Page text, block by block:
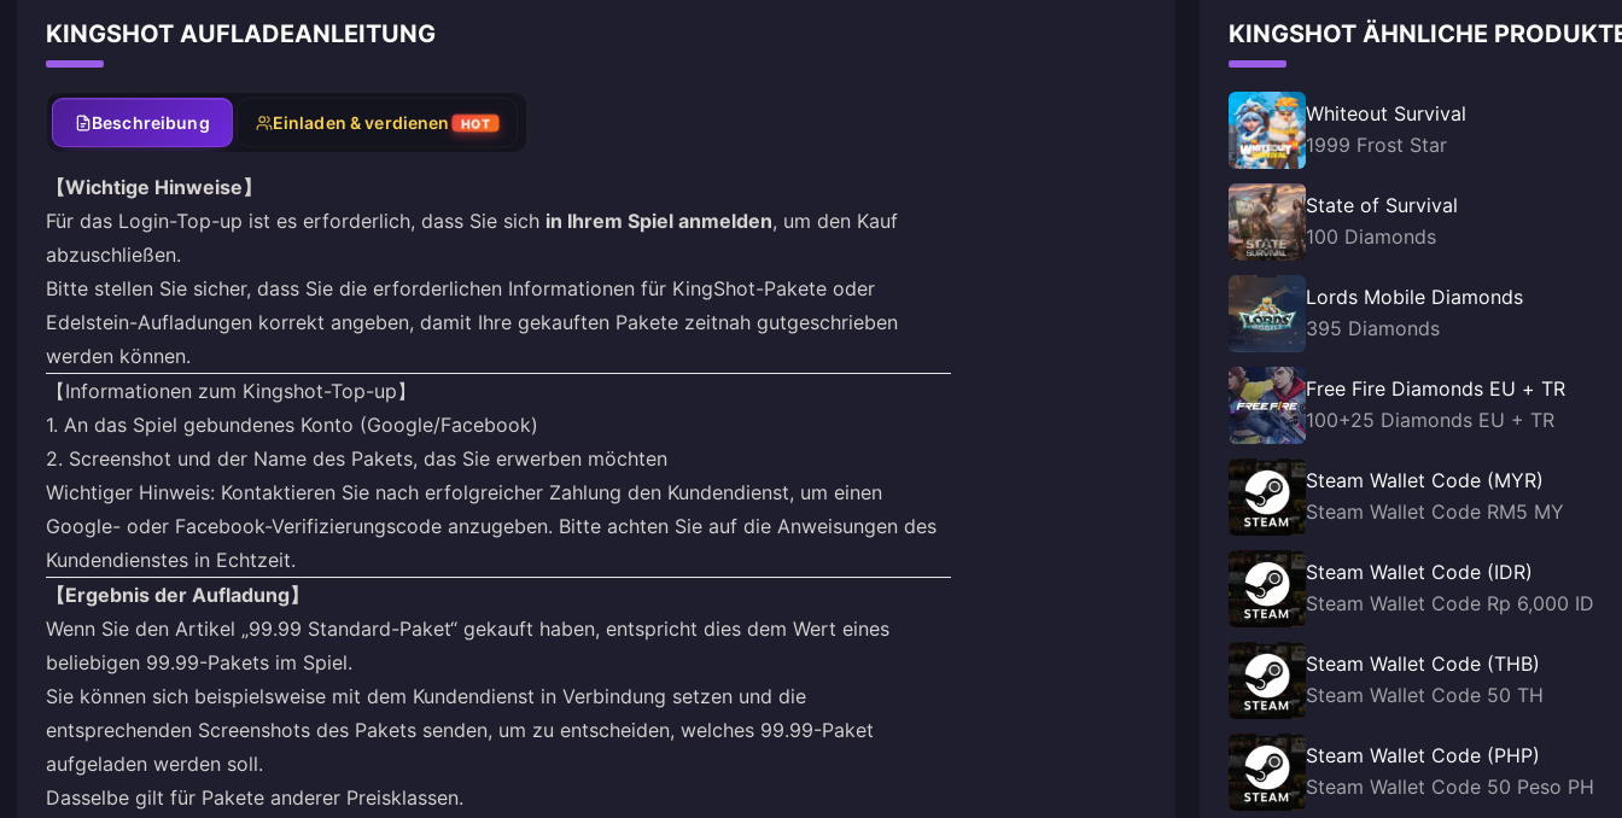
KINGSHOT AUFLADEANLEITUNG
Beschreibung Einladen & verdienen HOT
【Wichtige Hinweise】
Für das Login-Top-up ist es erforderlich, dass Sie sich in Ihrem Spiel anmelden, um den Kauf
abzuschließen.
Bitte stellen Sie sicher, dass Sie die erforderlichen Informationen für KingShot-Pakete oder
Edelstein-Aufladungen korrekt angeben, damit Ihre gekauften Pakete zeitnah gutgeschrieben
werden können.
【Informationen zum Kingshot-Top-up】
1. An das Spiel gebundenes Konto (Google/Facebook)
2. Screenshot und der Name des Pakets, das Sie erwerben möchten
Wichtiger Hinweis: Kontaktieren Sie nach erfolgreicher Zahlung den Kundendienst, um einen
Google- oder Facebook-Verifizierungscode anzugeben. Bitte achten Sie auf die Anweisungen des
Kundendienstes in Echtzeit.
【Ergebnis der Aufladung】
Wenn Sie den Artikel „99.99 Standard-Paket“ gekauft haben, entspricht dies dem Wert eines
beliebigen 99.99-Pakets im Spiel.
Sie können sich beispielsweise mit dem Kundendienst in Verbindung setzen und die
entsprechenden Screenshots des Pakets senden, um zu entscheiden, welches 99.99-Paket
aufgeladen werden soll.
Dasselbe gilt für Pakete anderer Preisklassen.
KINGSHOT ÄHNLICHE
Whiteout Survival
1999 Frost Star
State of Survival
100 Diamonds
Lords Mobile Diamonds
395 Diamonds
Free Fire Diamonds EU + TR
100+25 Diamonds EU + TR
Steam Wallet Code (MYR)
Steam Wallet Code RM5 MY
Steam Wallet Code (IDR)
Steam Wallet Code Rp 6,000 ID
Steam Wallet Code (THB)
Steam Wallet Code 50 TH
Steam Wallet Code (PHP)
Steam Wallet Code 50 Peso PH